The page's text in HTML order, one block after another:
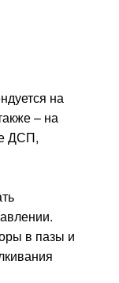
на
– на
ДСП,
в пазы и